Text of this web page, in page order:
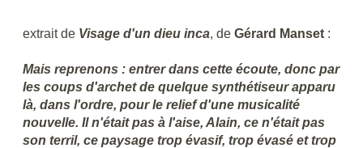
extrait de Visage d'un dieu inca, deGérard Manset :
Mais reprenons : entrer dans cette écoute, donc par
les coups d'archet de quelque synthétiseur apparu
là, dans l'ordre, pour le relief d'une musicalité
nouvelle. Il n'était pas à l'aise, Alain, ce n'était pas
son terril, ce paysage trop évasif, trop évasé et trop